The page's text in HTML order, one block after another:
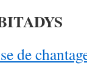
de